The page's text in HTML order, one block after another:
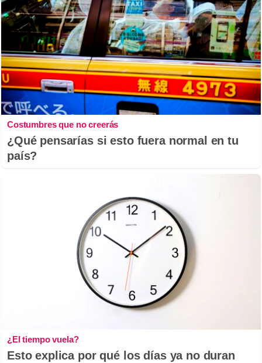
Costumbres que no creerás
¿Qué pensarías si esto fuera normal en tu
país?
¿El tiempo vuela?
Esto explica por qué los días ya no duran